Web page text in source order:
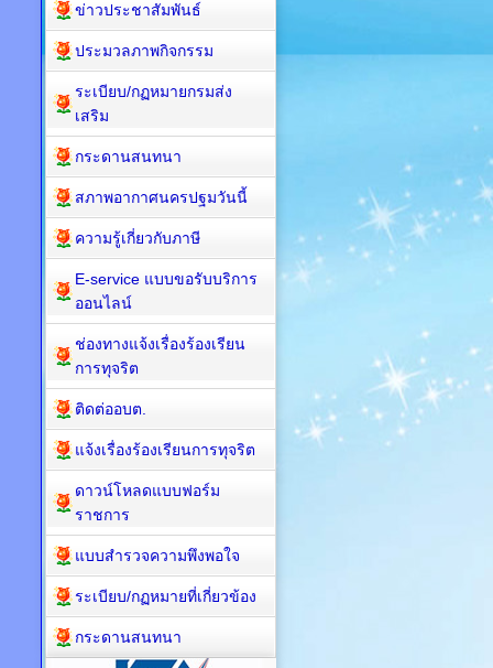
ข่าวประชาสัมพันธ์
ประมวลภาพกิจกรรม
ระเบียบ/กฏหมายกรมส่ง
เสริม
กระดานสนทนา
สภาพอากาศนครปฐมวันนี้
ความรู้เกี่ยวกับภาษี
E-service แบบขอรับบริการ
ออนไลน์
ช่องทางแจ้งเรื่องร้องเรียน
การทุจริต
ติดต่ออบต.
แจ้งเรื่องร้องเรียนการทุจริต
ดาวน์โหลดแบบฟอร์ม
ราชการ
แบบสำรวจความพึงพอใจ
ระเบียบ/กฏหมายที่เกี่ยวข้อง
กระดานสนทนา